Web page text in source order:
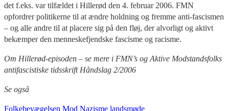
det f.eks. var tilfældet i Hillerød den 4. februar 2006. FMN
opfordrer politikerne til at ændre holdning og fremme anti-fascismen
– og alle andre til at placere sig på den fløj, der alvorligt og aktivt
bekæmper den menneskefjendske fascisme og racisme.
Om Hillerød-episoden – se mere i FMN’s og Aktive Modstandsfolks
antifascistiske tidsskrift Håndslag 2/2006
Se også
Folkebevægelsen Mod Nazisme landsmøde